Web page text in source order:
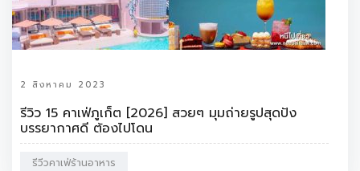
2 สิงหาคม 2023
รีวิว 15 คาเฟ่ภูเก็ต [2026] สวยๆ มุมถ่ายรูปสุดปัง
บรรยากาศดี ต้องไปโดน
รีวีวคาเฟ่ร้านอาหาร